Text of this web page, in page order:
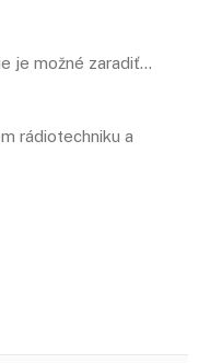
je možné zaradiť…
rádiotechniku a